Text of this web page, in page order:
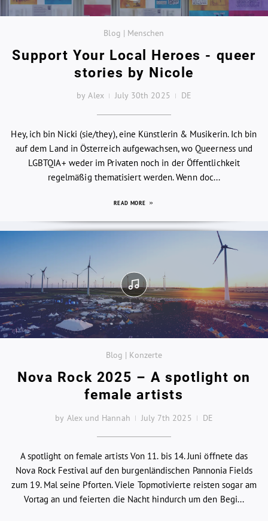
Blog | Menschen
Support Your Local Heroes - queer
stories by Nicole
by Alex July 30th 2025 DE
Hey, ich bin Nicki (sie/they), eine Künstlerin & Musikerin. Ich bin
auf dem Land in Österreich aufgewachsen, wo Queerness und
LGBTQIA+ weder im Privaten noch in der Öffentlichkeit
regelmäßig thematisiert werden. Wenn doc...
READ MORE
Blog | Konzerte
Nova Rock 2025 – A spotlight on
female artists
by Alex und Hannah July 7th 2025 DE
A spotlight on female artists Von 11. bis 14. Juni öffnete das
Nova Rock Festival auf den burgenländischen Pannonia Fields
zum 19. Mal seine Pforten. Viele Topmotivierte reisten sogar am
Vortag an und feierten die Nacht hindurch um den Begi...